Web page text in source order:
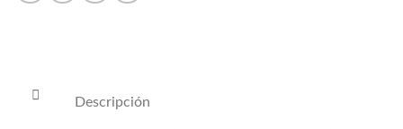
Descripción